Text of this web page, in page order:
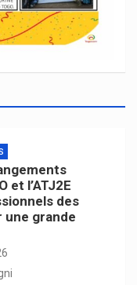
et l’ATJ2E
des
une grande